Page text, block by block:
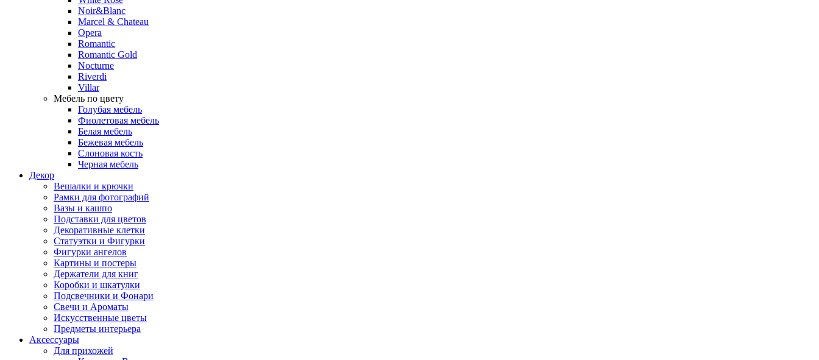
Noir&Blanc
Marcel & Chateau
Opera
Romantic
Romantic Gold
Nocturne
Riverdi
Villar
Мебель по цвету
Голубая мебель
Фиолетовая мебель
Белая мебель
Бежевая мебель
Слоновая кость
Черная мебель
Декор
Вешалки и крючки
Рамки для фотографий
Вазы и кашпо
Подставки для цветов
Декоративные клетки
Статуэтки и Фигурки
Фигурки ангелов
Картины и постеры
Держатели для книг
Коробки и шкатулки
Подсвечники и Фонари
Свечи и Ароматы
Искусственные цветы
Предметы интерьера
Аксессуары
Для прихожей